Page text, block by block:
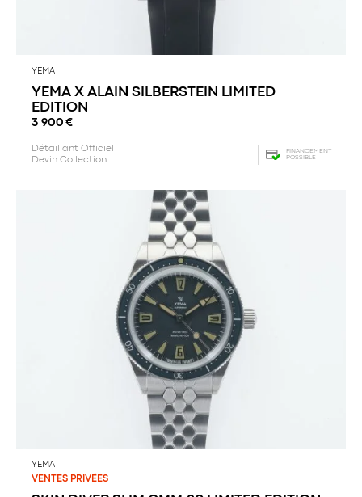
YEMA
YEMA X ALAIN SILBERSTEIN LIMITED
EDITION
3 900 €
Détaillant Officiel
Devin Collection
FINANCEMENT
POSSIBLE
YEMA
VENTES PRIVÉES